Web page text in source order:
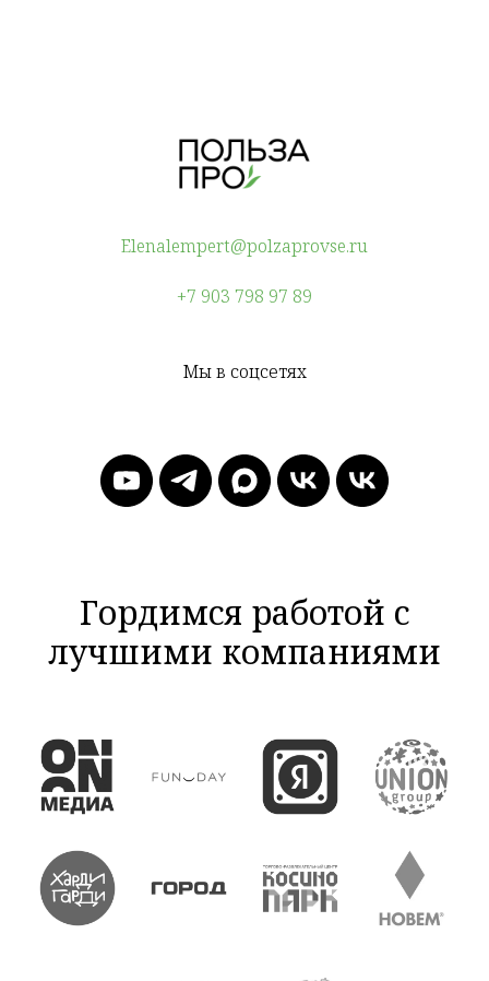
Elenalempert@polzaprovse.ru
+7 903 798 97 89
Мы в соцсетях
Гордимся работой с
лучшими компаниями